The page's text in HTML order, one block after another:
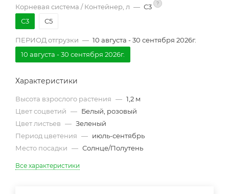
Корневая система / Контейнер, л — С3 ?
С3 С5
ПЕРИОД отгрузки — 10 августа - 30 сентября 2026г.
10 августа - 30 сентября 2026г.
Характеристики
Высота взрослого растения — 1,2 м
Цвет соцветий — Белый, розовый
Цвет листьев — Зеленый
Период цветения — июль-сентябрь
Место посадки — Солнце/Полутень
Все характеристики